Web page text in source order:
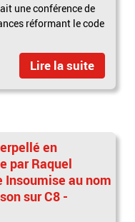
une conférence de
réformant le code
Lire la suite
en
par Raquel
Insoumise au nom
sur C8 -